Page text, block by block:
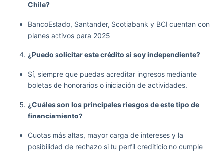
Chile?
BancoEstado, Santander, Scotiabank y BCI cuentan con
planes activos para 2025.
¿Puedo solicitar este crédito si soy independiente?
Sí, siempre que puedas acreditar ingresos mediante
boletas de honorarios o iniciación de actividades.
¿Cuáles son los principales riesgos de este tipo de
financiamiento?
Cuotas más altas, mayor carga de intereses y la
posibilidad de rechazo si tu perfil crediticio no cumple